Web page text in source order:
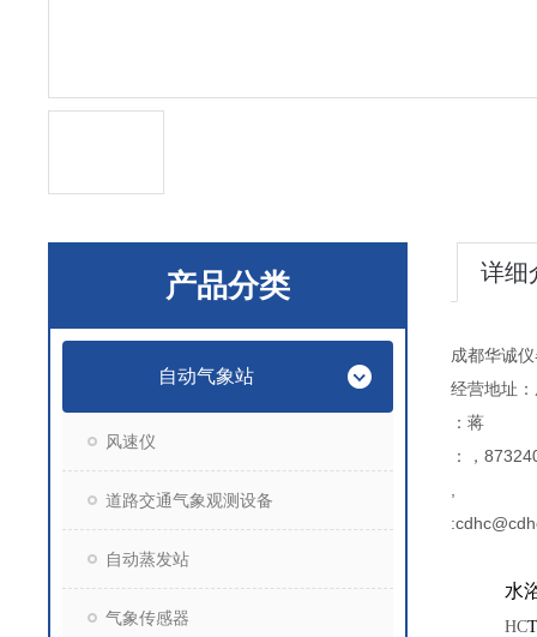
产品分类
自动气象站
风速仪
道路交通气象观测设备
自动蒸发站
气象传感器
详细
成都华诚
经营地址
：蒋
：，
水
HC